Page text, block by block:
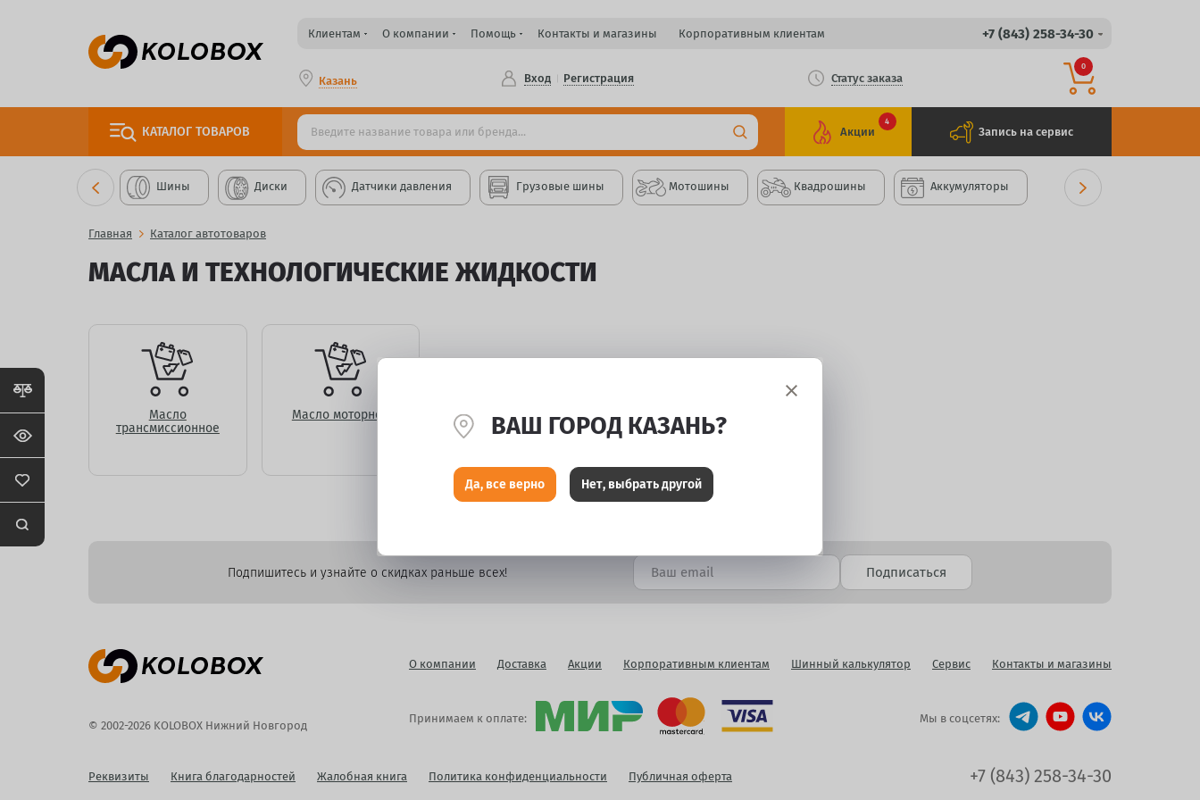
Клиентам О компании Помощь Контакты и магазины Корпоративным клиентам +7 (843) 258-34-30
Казань Вход Регистрация Статус заказа
0
КАТАЛОГ ТОВАРОВ Акции
4
Запись на сервис
Шины Диски Датчики давления Грузовые шины Мотошины Квадрошины Аккумуляторы
Главная Каталог автотоваров
МАСЛА И ТЕХНОЛОГИЧЕСКИЕ ЖИДКОСТИ
Масло
трансмиссионное
Масло моторное
Подпишитесь и узнайте о скидках раньше всех! Подписаться
© 2002-2026 KOLOBOX Нижний Новгород
О компании Доставка Акции Корпоративным клиентам Шинный калькулятор Сервис Контакты и магазины
Принимаем к оплате: Мы в соцсетях:
Реквизиты Книга благодарностей Жалобная книга Политика конфиденциальности Публичная оферта +7 (843) 258-34-30
ВАШ ГОРОД КАЗАНЬ?
Да, все верно Нет, выбрать другой